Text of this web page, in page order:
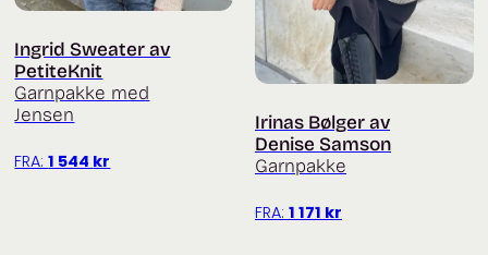
Ingrid Sweater av
PetiteKnit
Garnpakke med
Jensen
FRA:1 544 kr
Irinas Bølger av
Denise Samson
Garnpakke
FRA: 1 171 kr